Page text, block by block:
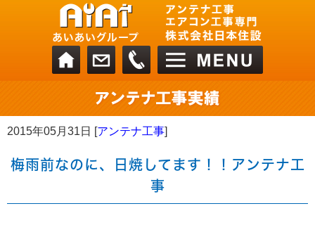
2015年05月31日 [アンテナ工事]
梅雨前なのに、日焼してます！！アンテナ工
事